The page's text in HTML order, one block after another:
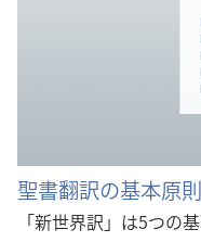
聖書翻訳の基本原則
「新世界訳」は5つの